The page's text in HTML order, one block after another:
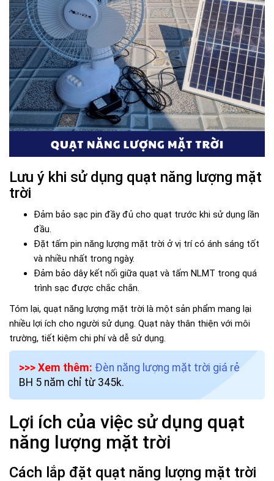
Lưu ý khi sử dụng quạt năng lượng mặt
trời
Đảm bảo sạc pin đầy đủ cho quạt trước khi sử dụng lần
đầu.
Đặt tấm pin năng lượng mặt trời ở vị trí có ánh sáng tốt
và nhiều nhất trong ngày.
Đảm bảo dây kết nối giữa quạt và tấm NLMT trong quá
trình sạc được chắc chắn.
Tóm lại, quạt năng lượng mặt trời là một sản phẩm mang lại
nhiều lợi ích cho người sử dụng. Quạt này thân thiện với môi
trường, tiết kiệm chi phí và dễ sử dụng.
>>> Xem thêm: Đèn năng lượng mặt trời giá rẻ
BH 5 năm chỉ từ 345k.
Lợi ích của việc sử dụng quạt
năng lượng mặt trời
Cách lắp đặt quạt năng lượng mặt trời